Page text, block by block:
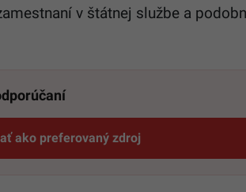
v štátnej službe a
ako preferovaný zdroj
Startitup, odkaz sa otvorí v novom